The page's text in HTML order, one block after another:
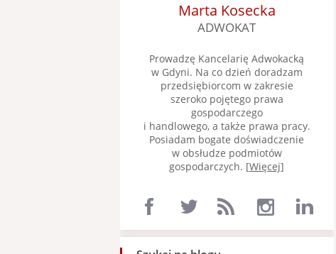
Marta Kosecka
ADWOKAT
Prowadzę Kancelarię Adwokacką
w Gdyni. Na co dzień doradzam
przedsiębiorcom w zakresie
szeroko pojętego prawa
gospodarczego
i handlowego, a także prawa pracy.
Posiadam bogate doświadczenie
w obsłudze podmiotów
gospodarczych. [Więcej]